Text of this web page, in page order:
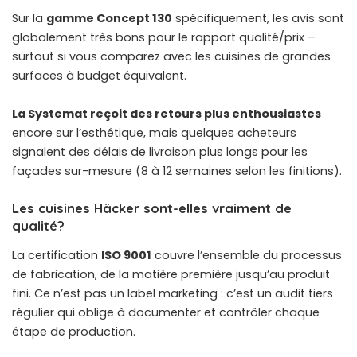
Sur la gamme Concept 130 spécifiquement, les avis sont
globalement très bons pour le rapport qualité/prix –
surtout si vous comparez avec les cuisines de grandes
surfaces à budget équivalent.
La Systemat reçoit des retours plus enthousiastes
encore sur l’esthétique, mais quelques acheteurs
signalent des délais de livraison plus longs pour les
façades sur-mesure (8 à 12 semaines selon les finitions).
Les cuisines Häcker sont-elles vraiment de
qualité?
La certification ISO 9001 couvre l’ensemble du processus
de fabrication, de la matière première jusqu’au produit
fini. Ce n’est pas un label marketing : c’est un audit tiers
régulier qui oblige à documenter et contrôler chaque
étape de production.